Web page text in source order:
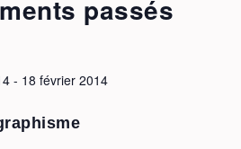
passés
- 18 février 2014